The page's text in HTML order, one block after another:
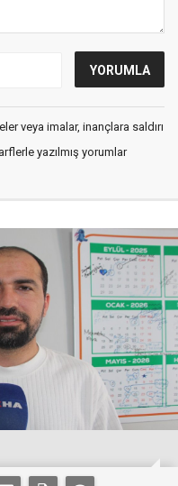
veya imalar, inançlara saldırı
yazılmış yorumlar